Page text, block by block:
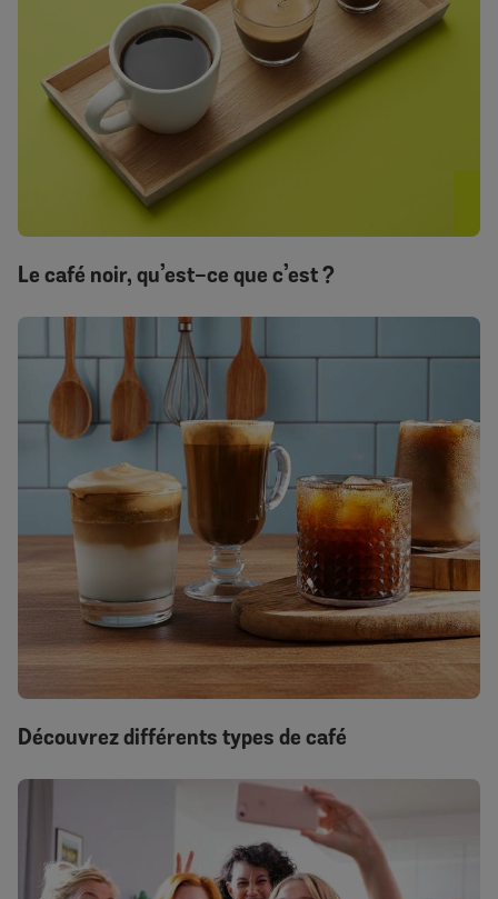
Le café noir, qu’est-ce que c’est ?
Découvrez différents types de café